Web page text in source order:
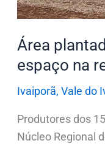
Área
espaço na
Ivaiporã, Vale do
Produtores dos
Núcleo Regional
região
Ivaiporã